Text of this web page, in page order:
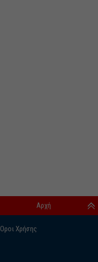
Οροι Χρήσης
Αρχή